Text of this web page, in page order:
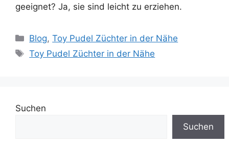
geeignet? Ja, sie sind leicht zu erziehen.
Blog,Toy Pudel Züchter in der Nähe
Toy Pudel Züchter in der Nähe
Suchen
Suchen